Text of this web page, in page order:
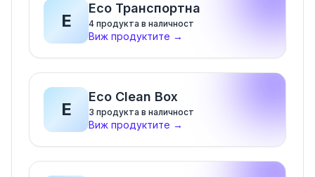
E
Eco Транспортна
4 продукта в наличност
Виж продуктите →
E
Eco Clean Box
3 продукта в наличност
Виж продуктите →